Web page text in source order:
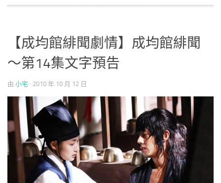
【成均館緋聞劇情】成均館緋聞
～第14集文字預告
由 小宅 · 2010 年 10 月 12 日